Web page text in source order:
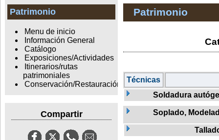
Patrimonio
Menu de inicio
Información General
Catálogo
Exposiciones/Actividades
Itinerarios/rutas
patrimoniales
Conservación/Restauración
Compartir
Patrimonio
Técnicas
Soldadura
Soplado,